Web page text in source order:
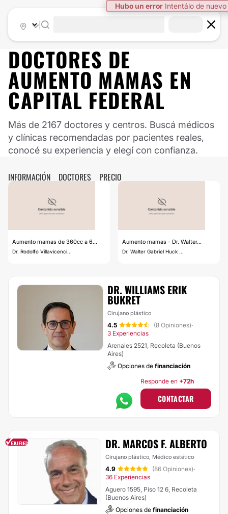
DOCTORES DE
AUMENTO MAMAS EN
CAPITAL FEDERAL
Más de 2167 doctores y centros. Buscá médicos
y clínicas recomendadas por pacientes reales,
conocé su experiencia y elegí con confianza.
INFORMACIÓN DOCTORES PRECIO
Aumento mamas de 360cc a 6...
Dr. Rodolfo Villavicenci...
Aumento mamas - Dr. Walter...
Dr. Walter Gabriel Huck ...
DR. WILLIAMS ERIK
BUKRET
Cirujano plástico
4.5 (8 Opiniones)·
3 Experiencias
Arenales 2521, Recoleta (Buenos
Aires)
Opciones de financiación
Responde en +72h
CONTACTAR
DR. MARCOS F. ALBERTO
Cirujano plástico, Médico estético
4.9 (86 Opiniones)·
36 Experiencias
Aguero 1595, Piso 12 6, Recoleta
(Buenos Aires)
Opciones de financiación